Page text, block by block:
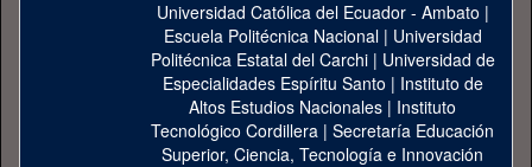
Universidad Católica del Ecuador - Ambato |
Escuela Politécnica Nacional| Universidad
Politécnica Estatal del Carchi| Universidad de
Especialidades Espíritu Santo | Instituto de
Altos Estudios Nacionales | Instituto
Tecnológico Cordillera | Secretaría Educación
Superior, Ciencia, Tecnología e Innovación